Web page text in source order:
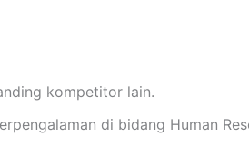
kompetitor lain.
di bidang Human